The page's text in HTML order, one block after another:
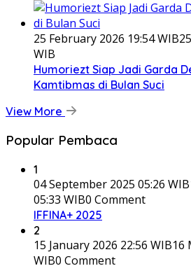
25 February 2026 19:54 WIB
WIB
Humoriezt Siap Jadi Garda
Kamtibmas di Bulan Suci
View More
Popular Pembaca
1
04 September 2025 05:26 WIB
05:33 WIB0 Comment
IFFINA+ 2025
2
15 January 2026 22:56 WIB16
WIB0 Comment